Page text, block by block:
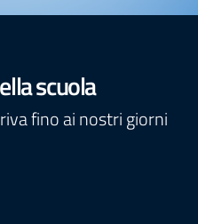
scuola
fino ai nostri giorni